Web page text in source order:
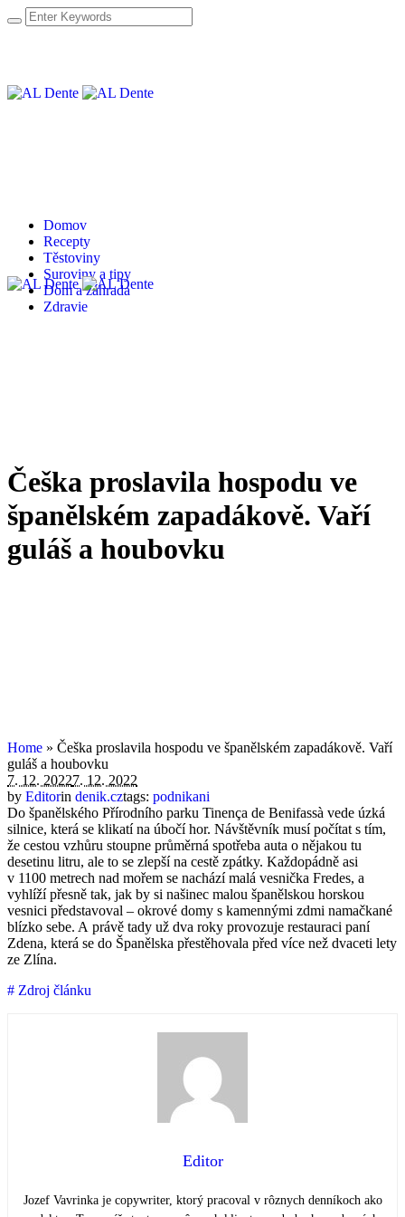
Domov
Recepty
Těstoviny
Suroviny a tipy
Dom a záhrada
Zdravie
Češka proslavila hospodu ve
španělském zapadákově. Vaří
guláš a houbovku
Home » Češka proslavila hospodu ve španělském zapadákově. Vaří
guláš a houbovku
7. 12. 20227. 12. 2022
by Editorin denik.cztags: podnikani
Do španělského Přírodního parku Tinença de Benifassà vede úzká
silnice, která se klikatí na úbočí hor. Návštěvník musí počítat s tím,
že cestou vzhůru stoupne průměrná spotřeba auta o nějakou tu
desetinu litru, ale to se zlepší na cestě zpátky. Každopádně asi
v 1100 metrech nad mořem se nachází malá vesnička Fredes, a
vyhlíží přesně tak, jak by si našinec malou španělskou horskou
vesnici představoval – okrové domy s kamennými zdmi namačkané
blízko sebe. A právě tady už dva roky provozuje restauraci paní
Zdena, která se do Španělska přestěhovala před více než dvaceti lety
ze Zlína.
# Zdroj článku
Editor
Jozef Vavrinka je copywriter, ktorý pracoval v rôznych denníkoch ako